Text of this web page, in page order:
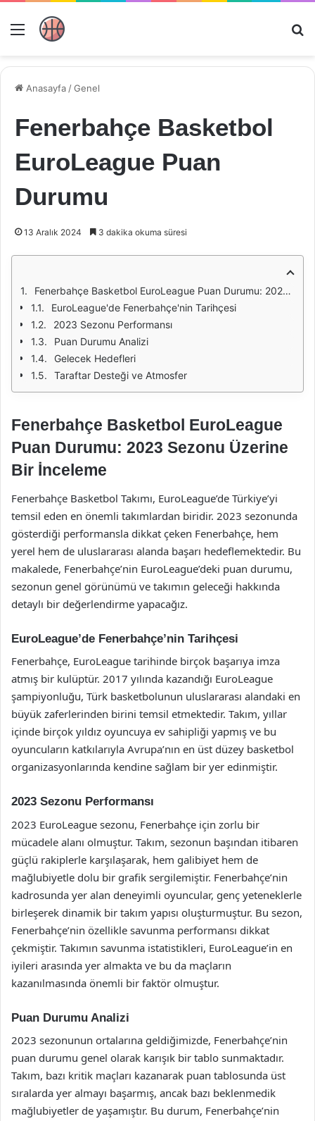
Menü
Anasayfa /Genel
Fenerbahçe Basketbol
EuroLeague Puan
Durumu
13 Aralık 2024 3 dakika okuma süresi
Fenerbahçe Basketbol EuroLeague Puan Durumu: 2023 Sezonu Üzerine Bir İnceleme
EuroLeague'de Fenerbahçe'nin Tarihçesi
2023 Sezonu Performansı
Puan Durumu Analizi
Gelecek Hedefleri
Taraftar Desteği ve Atmosfer
Fenerbahçe Basketbol EuroLeague
Puan Durumu: 2023 Sezonu Üzerine
Bir İnceleme
Fenerbahçe Basketbol Takımı, EuroLeague’de Türkiye’yi
temsil eden en önemli takımlardan biridir. 2023 sezonunda
gösterdiği performansla dikkat çeken Fenerbahçe, hem
yerel hem de uluslararası alanda başarı hedeflemektedir. Bu
makalede, Fenerbahçe’nin EuroLeague’deki puan durumu,
sezonun genel görünümü ve takımın geleceği hakkında
detaylı bir değerlendirme yapacağız.
EuroLeague’de Fenerbahçe’nin Tarihçesi
Fenerbahçe, EuroLeague tarihinde birçok başarıya imza
atmış bir kulüptür. 2017 yılında kazandığı EuroLeague
şampiyonluğu, Türk basketbolunun uluslararası alandaki en
büyük zaferlerinden birini temsil etmektedir. Takım, yıllar
içinde birçok yıldız oyuncuya ev sahipliği yapmış ve bu
oyuncuların katkılarıyla Avrupa’nın en üst düzey basketbol
organizasyonlarında kendine sağlam bir yer edinmiştir.
2023 Sezonu Performansı
2023 EuroLeague sezonu, Fenerbahçe için zorlu bir
mücadele alanı olmuştur. Takım, sezonun başından itibaren
güçlü rakiplerle karşılaşarak, hem galibiyet hem de
mağlubiyetle dolu bir grafik sergilemiştir. Fenerbahçe’nin
kadrosunda yer alan deneyimli oyuncular, genç yeteneklerle
birleşerek dinamik bir takım yapısı oluşturmuştur. Bu sezon,
Fenerbahçe’nin özellikle savunma performansı dikkat
çekmiştir. Takımın savunma istatistikleri, EuroLeague’in en
iyileri arasında yer almakta ve bu da maçların
kazanılmasında önemli bir faktör olmuştur.
Puan Durumu Analizi
2023 sezonunun ortalarına geldiğimizde, Fenerbahçe’nin
puan durumu genel olarak karışık bir tablo sunmaktadır.
Takım, bazı kritik maçları kazanarak puan tablosunda üst
sıralarda yer almayı başarmış, ancak bazı beklenmedik
mağlubiyetler de yaşamıştır. Bu durum, Fenerbahçe’nin